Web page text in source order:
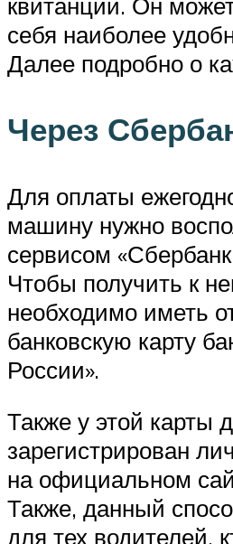
себя наиболее
Далее подробно о
Через
Для оплаты
машину нужно
сервисом
Чтобы получить к
необходимо иметь
банковскую карту
России».
Также у этой карты
зарегистрирован
на официальном
Также, данный
для тех водителей,